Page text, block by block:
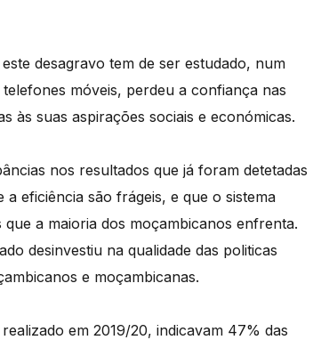
desagravo tem de ser estudado, num
móveis, perdeu a confiança nas
às suas aspirações sociais e económicas.
nos resultados que já foram detetadas
eficiência são frágeis, e que o sistema
a maioria dos moçambicanos enfrenta.
desinvestiu na qualidade das politicas
e moçambicanas.
em 2019/20, indicavam 47% das